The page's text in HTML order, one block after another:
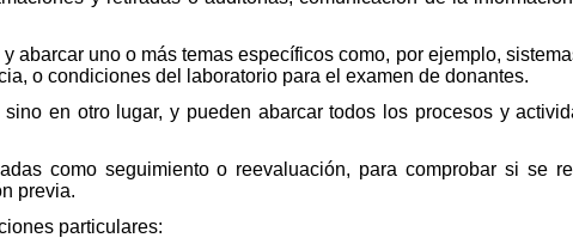
abarcar uno o más temas específicos como, por ejemplo,
o condiciones del laboratorio para el examen de donantes.
en otro lugar, y pueden abarcar todos los procesos y
como seguimiento o reevaluación, para comprobar si se
previa.
particulares: